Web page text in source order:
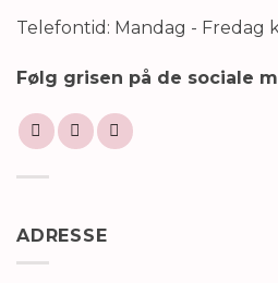
Telefontid: Mandag - Fredag
Følg grisen på de sociale
ADRESSE